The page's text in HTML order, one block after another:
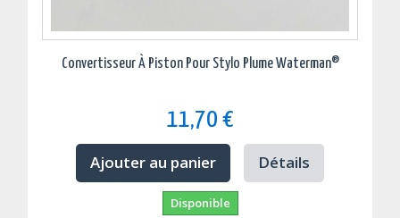
Convertisseur À Piston Pour Stylo Plume Waterman®
11,70 €
Ajouter au panier Détails
Disponible